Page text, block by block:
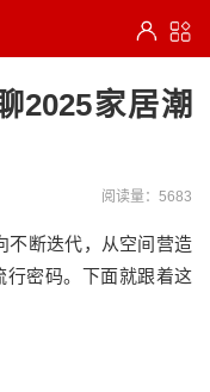
2025家居潮
阅读量：5683
不断迭代，从空间营造
行密码。下面就跟着这